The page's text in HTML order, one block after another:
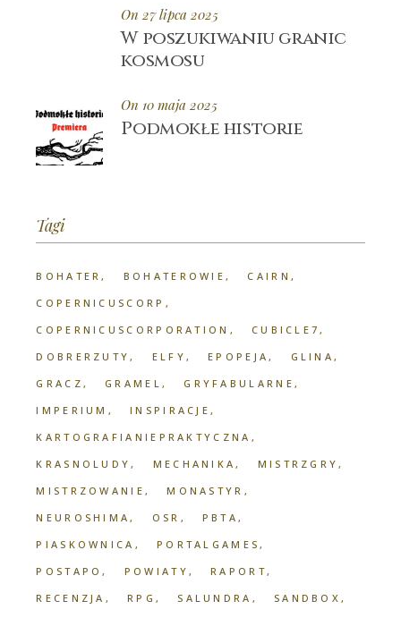
On 27 lipca 2025
W poszukiwaniu granic
kosmosu
On 10 maja 2025
Podmokłe historie
Tagi
BOHATER BOHATEROWIE
CAIRN
COPERNICUSCORP
COPERNICUSCORPORATION
CUBICLE7
DOBRERZUTY
ELFY EPOPEJA
GLINA
GRACZ
GRAMEL
GRYFABULARNE
IMPERIUM
INSPIRACJE
KARTOGRAFIANIEPRAKTYCZNA
KRASNOLUDY
MECHANIKA
MISTRZGRY
MISTRZOWANIE
MONASTYR
NEUROSHIMA
OSR
PBTA
PIASKOWNICA
PORTALGAMES
POSTAPO
POWIATY
RAPORT
RECENZJA
RPG SALUNDRA SANDBOX